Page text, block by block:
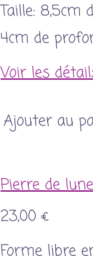
Taille: 8,5cm
4cm de
Voir les
Ajouter au
Pierre de
23,00 €
Forme libre